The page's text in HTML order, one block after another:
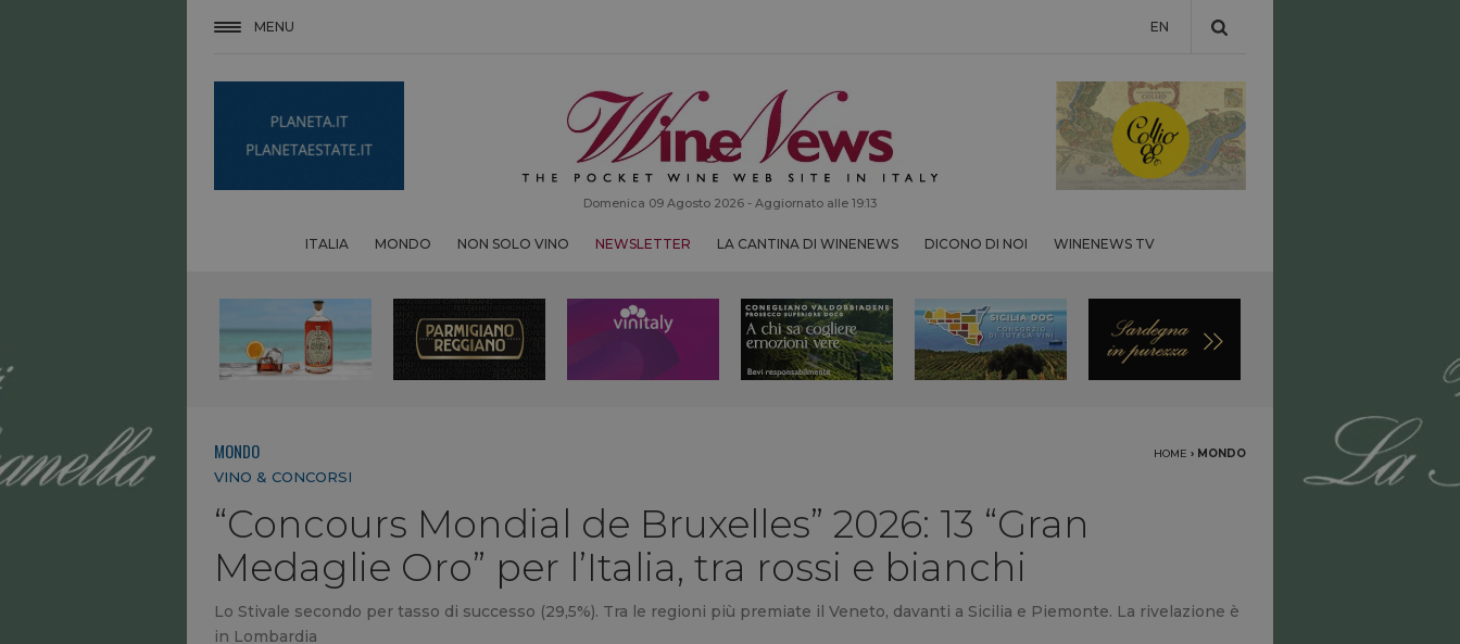
MENU EN
Domenica 09 Agosto 2026 - Aggiornato alle 19:13
ITALIA MONDO NON SOLO VINO NEWSLETTER LA CANTINA DI WINENEWS DICONO DI NOI WINENEWS TV
MONDO HOME › MONDO
VINO & CONCORSI
“Concours Mondial de Bruxelles” 2026: 13 “Gran
Medaglie Oro” per l’Italia, tra rossi e bianchi
Lo Stivale secondo per tasso di successo (29,5%). Tra le regioni più premiate il Veneto, davanti a Sicilia e Piemonte. La rivelazione è
in Lombardia